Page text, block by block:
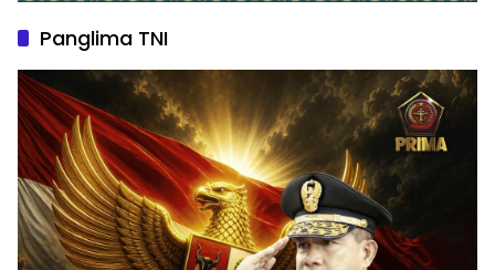
Panglima TNI